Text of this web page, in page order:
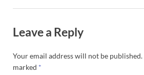
Leave a Reply
Your email address will not be published.
marked *